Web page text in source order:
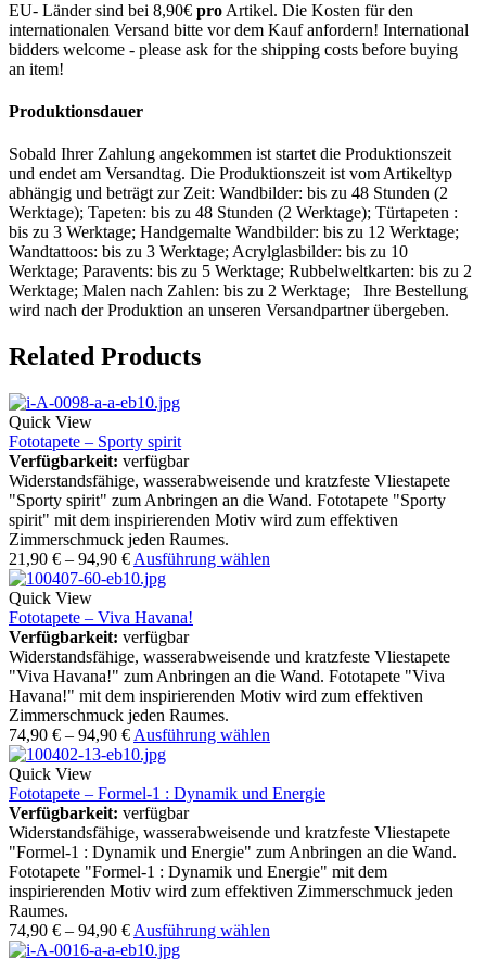
EU- Länder sind bei 8,90€ pro Artikel. Die Kosten für den
internationalen Versand bitte vor dem Kauf anfordern! International
bidders welcome - please ask for the shipping costs before buying
an item!
Produktionsdauer
Sobald Ihrer Zahlung angekommen ist startet die Produktionszeit
und endet am Versandtag. Die Produktionszeit ist vom Artikeltyp
abhängig und beträgt zur Zeit: Wandbilder: bis zu 48 Stunden (2
Werktage); Tapeten: bis zu 48 Stunden (2 Werktage); Türtapeten :
bis zu 3 Werktage; Handgemalte Wandbilder: bis zu 12 Werktage;
Wandtattoos: bis zu 3 Werktage; Acrylglasbilder: bis zu 10
Werktage; Paravents: bis zu 5 Werktage; Rubbelweltkarten: bis zu 2
Werktage; Malen nach Zahlen: bis zu 2 Werktage; Ihre Bestellung
wird nach der Produktion an unseren Versandpartner übergeben.
Related Products
Quick View
Fototapete – Sporty spirit
Verfügbarkeit: verfügbar
Widerstandsfähige, wasserabweisende und kratzfeste Vliestapete
"Sporty spirit" zum Anbringen an die Wand. Fototapete "Sporty
spirit" mit dem inspirierenden Motiv wird zum effektiven
Zimmerschmuck jeden Raumes.
21,90 € – 94,90 € Ausführung wählen
Quick View
Fototapete – Viva Havana!
Verfügbarkeit: verfügbar
Widerstandsfähige, wasserabweisende und kratzfeste Vliestapete
"Viva Havana!" zum Anbringen an die Wand. Fototapete "Viva
Havana!" mit dem inspirierenden Motiv wird zum effektiven
Zimmerschmuck jeden Raumes.
74,90 € – 94,90 € Ausführung wählen
Quick View
Fototapete – Formel-1 : Dynamik und Energie
Verfügbarkeit: verfügbar
Widerstandsfähige, wasserabweisende und kratzfeste Vliestapete
"Formel-1 : Dynamik und Energie" zum Anbringen an die Wand.
Fototapete "Formel-1 : Dynamik und Energie" mit dem
inspirierenden Motiv wird zum effektiven Zimmerschmuck jeden
Raumes.
74,90 € – 94,90 € Ausführung wählen